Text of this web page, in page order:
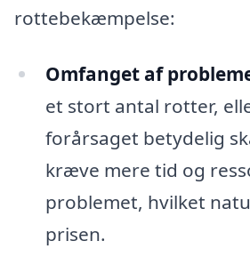
rottebekæmpelse:
Omfanget af
et stort antal rotter,
forårsaget betydelig
kræve mere tid og
problemet, hvilket
prisen.